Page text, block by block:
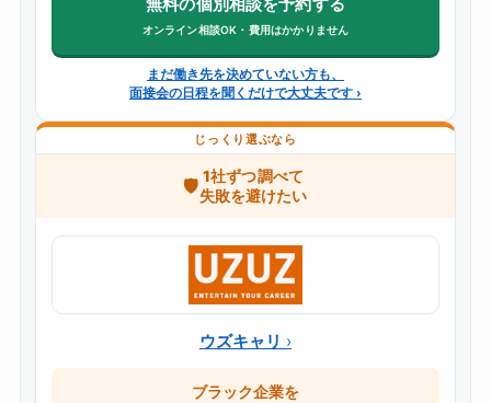
無料の個別相談を予約する
オンライン相談OK・費用はかかりません
まだ働き先を決めていない方も、
面接会の日程を聞くだけで大丈夫です ›
じっくり選ぶなら
🛡️ 1社ずつ調べて
失敗を避けたい
ウズキャリ
ブラック企業を